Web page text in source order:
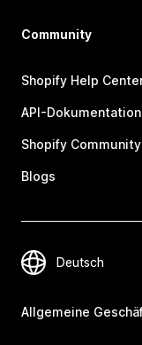
Community
Shopify Help
API-Dokumentation
Shopify Community
Blogs
Allgemeine